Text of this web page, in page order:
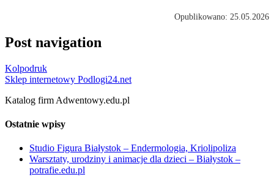
Opublikowano: 25.05.2026
Post navigation
Kolpodruk
Sklep internetowy Podlogi24.net
Katalog firm Adwentowy.edu.pl
Ostatnie wpisy
Studio Figura Białystok – Endermologia, Kriolipoliza
Warsztaty, urodziny i animacje dla dzieci – Białystok –
potrafie.edu.pl